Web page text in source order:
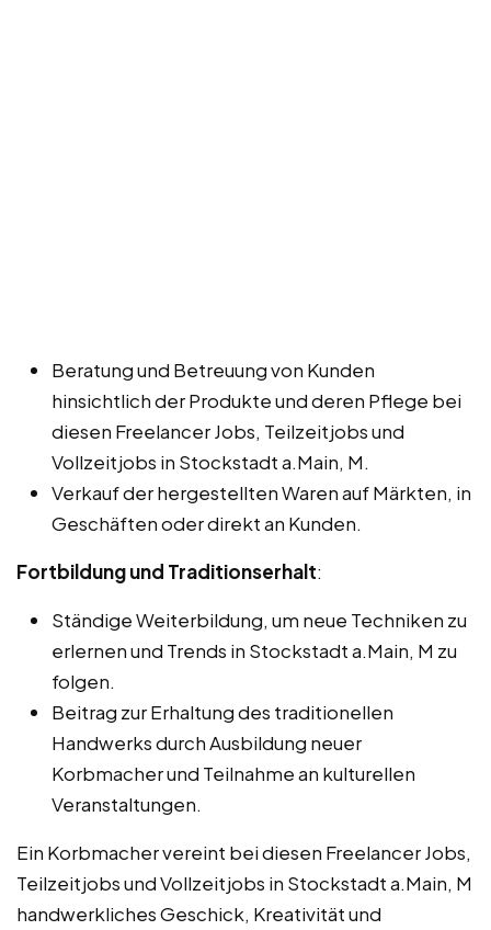
Beratung und Betreuung von Kunden
hinsichtlich der Produkte und deren Pflege bei
diesen Freelancer Jobs, Teilzeitjobs und
Vollzeitjobs in Stockstadt a.Main, M.
Verkauf der hergestellten Waren auf Märkten, in
Geschäften oder direkt an Kunden.
Fortbildung und Traditionserhalt:
Ständige Weiterbildung, um neue Techniken zu
erlernen und Trends in Stockstadt a.Main, M zu
folgen.
Beitrag zur Erhaltung des traditionellen
Handwerks durch Ausbildung neuer
Korbmacher und Teilnahme an kulturellen
Veranstaltungen.
Ein Korbmacher vereint bei diesen Freelancer Jobs,
Teilzeitjobs und Vollzeitjobs in Stockstadt a.Main, M
handwerkliches Geschick, Kreativität und